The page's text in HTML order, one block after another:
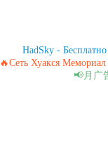
HadSky -
🔥Сеть Хуакся
📢月广